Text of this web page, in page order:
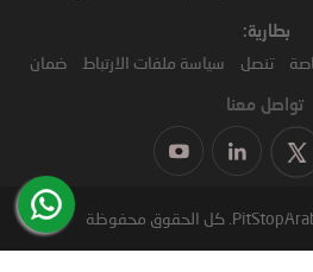
بطارية:
تنصل سياسة ملفات الارتباط ضمان
تواصل معنا